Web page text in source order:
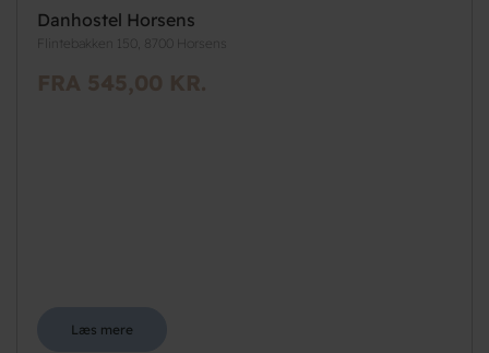
Danhostel Horsens
Flintebakken 150, 8700 Horsens
FRA 545,00 KR.
Læs mere